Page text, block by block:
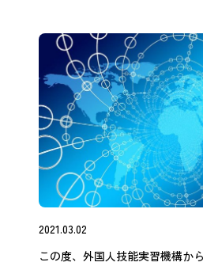
2021.03.02
この度、外国人技能実習機構か